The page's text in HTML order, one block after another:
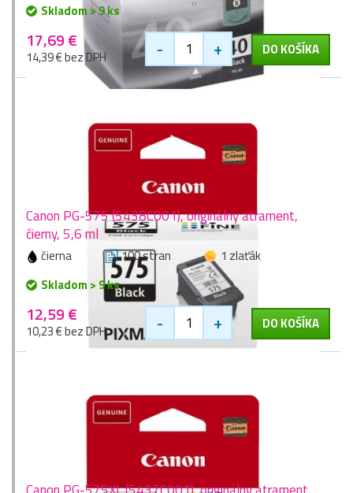
Skladom > 9 ks
17,69 €
14,39 € bez DPH - + DO KOŠÍKA
Canon PG-575 (5438C001), originálny atrament,
čierny, 5,6 ml
čierna 100 stran
1 zlaťák
Skladom > 9 ks
12,59 €
10,23 € bez DPH - + DO KOŠÍKA